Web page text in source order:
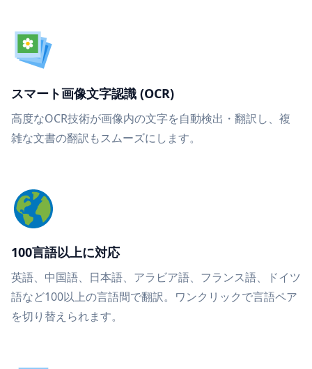
スマート画像文字認識 (OCR)
高度なOCR技術が画像内の文字を自動検出・翻訳し、複
雑な文書の翻訳もスムーズにします。
100言語以上に対応
英語、中国語、日本語、アラビア語、フランス語、ドイツ
語など100以上の言語間で翻訳。ワンクリックで言語ペア
を切り替えられます。